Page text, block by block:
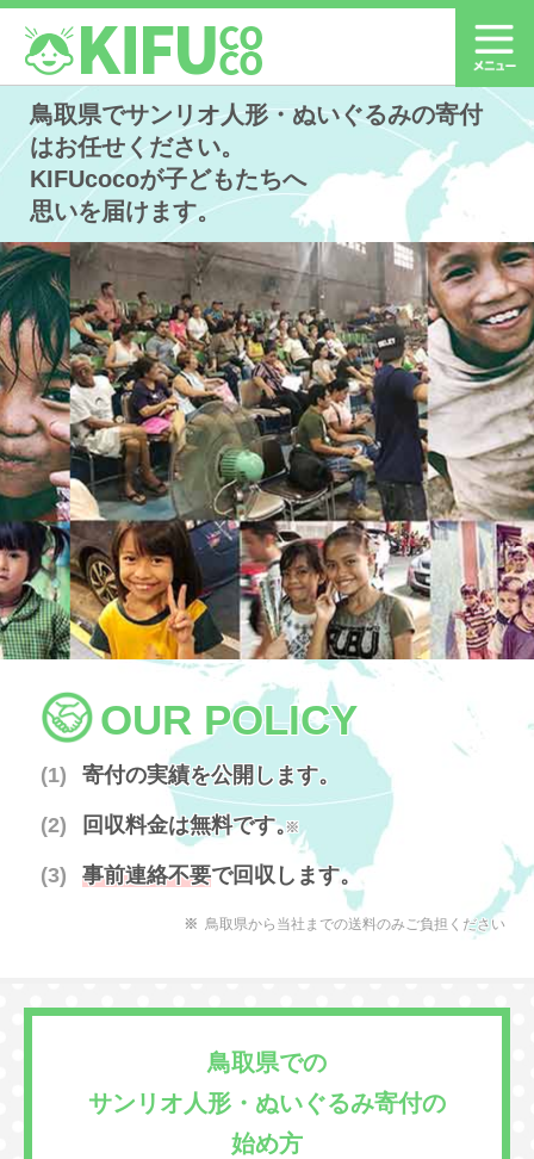
鳥取県でサンリオ人形・ぬいぐるみの寄付
はお任せください。
KIFUcocoが子どもたちへ
思いを届けます。
OUR POLICY
寄付の実績を公開します。
回収料金は無料です。
※
事前連絡不要で回収します。
鳥取県から当社までの送料のみご負担ください
鳥取県での
サンリオ人形・ぬいぐるみ寄付の
始め方